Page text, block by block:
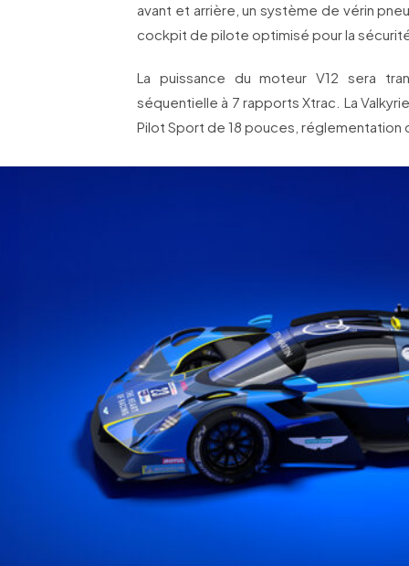
avant et arrière, un système de vérin
cockpit de pilote optimisé pour la
La puissance du moteur V12 sera
séquentielle à 7 rapports Xtrac. La
Pilot Sport de 18 pouces, réglementation